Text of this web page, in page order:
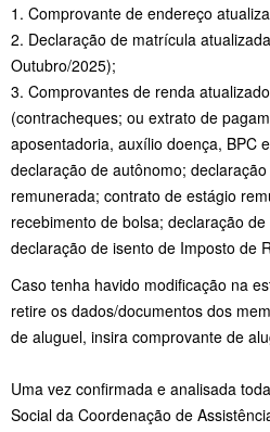
1. Comprovante de endereço
2. Declaração de matrícula
Outubro/2025);
3. Comprovantes de renda
(contracheques; ou extrato de
aposentadoria, auxílio doença, BPC
declaração de autônomo;
remunerada; contrato de estágio
recebimento de bolsa; declaração
declaração de isento de Imposto de
Caso tenha havido modificação na
retire os dados/documentos dos
de aluguel, insira comprovante de
Uma vez confirmada e analisada
Social da Coordenação de